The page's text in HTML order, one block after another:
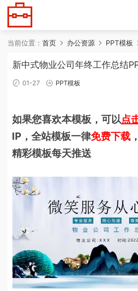
当前位置： 首页 办公资源 PPT模板
新中式物业公司年终工作总结
01-27 PPT模板
如果您喜欢本模板，可以点
IP，全站模板一律免费下载
精彩模板每天推送